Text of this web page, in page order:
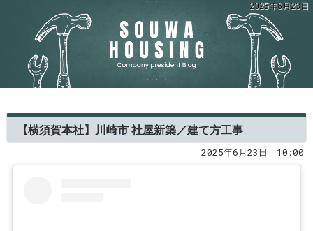
2025年6月23日
【横須賀本社】川崎市 社屋新築／建て方工事
2025年6月23日｜10:00